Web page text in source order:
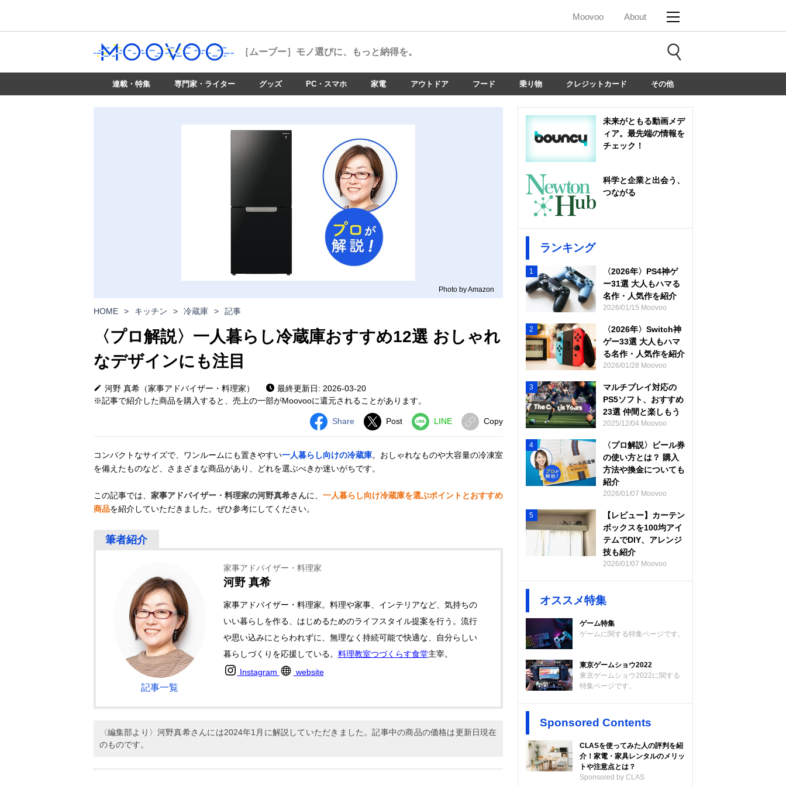
Moovoo About
［ムーブー］ モノ選びに、もっと納得を。
連載・特集 専門家・ライター グッズ PC・スマホ 家電 アウトドア フード 乗り物 クレジットカード その他
Photo by Amazon
HOME > キッチン > 冷蔵庫 > 記事
〈プロ解説〉一人暮らし冷蔵庫おすすめ12選 おしゃれ
なデザインにも注目
河野 真希（家事アドバイザー・料理家）
最終更新日: 2026-03-20
※記事で紹介した商品を購入すると、売上の一部がMoovooに還元されることがあります。
Share Post LINE Copy
コンパクトなサイズで、ワンルームにも置きやすい一人暮らし向けの冷蔵庫。おしゃれなものや大容量の冷凍室
を備えたものなど、さまざまな商品があり、どれを選ぶべきか迷いがちです。
この記事では、 家事アドバイザー・料理家の河野真希さんに、 一人暮らし向け冷蔵庫を選ぶポイントとおすすめ
商品を紹介していただきました。ぜひ参考にしてください。
記事一覧
家事アドバイザー・料理家
河野 真希
家事アドバイザー・料理家。料理や家事、インテリアなど、気持ちの
いい暮らしを作る、はじめるためのライフスタイル提案を行う。流行
や思い込みにとらわれずに、無理なく持続可能で快適な、自分らしい
暮らしづくりを応援している。 料理教室つづくらす食堂主宰。
Instagram
website
〈編集部より〉河野真希さんには2024年1月に解説していただきました。記事中の商品の価格は更新日現在
のものです。
未来がともる動画メデ
ィア。最先端の情報を
チェック！
科学と企業と出会う、
つながる
ランキング
1
〈2026年〉PS4神ゲ
ー31選 大人もハマる
名作・人気作を紹介
2026/01/15 Moovoo
2
〈2026年〉Switch神
ゲー33選 大人もハマ
る名作・人気作を紹介
2026/01/28 Moovoo
3
マルチプレイ対応の
PS5ソフト、おすすめ
23選 仲間と楽しもう
2025/12/04 Moovoo
4
〈プロ解説〉ビール券
の使い方とは？ 購入
方法や換金についても
紹介
2026/01/07 Moovoo
5
【レビュー】カーテン
ボックスを100均アイ
テムでDIY、アレンジ
技も紹介
2026/01/07 Moovoo
オススメ特集
ゲーム特集
ゲームに関する特集ページです。
東京ゲームショウ2022
東京ゲームショウ2022に関する
特集ページです。
Sponsored Contents
CLASを使ってみた人の評判を紹
介！家電・家具レンタルのメリッ
トや注意点とは？
Sponsored by CLAS